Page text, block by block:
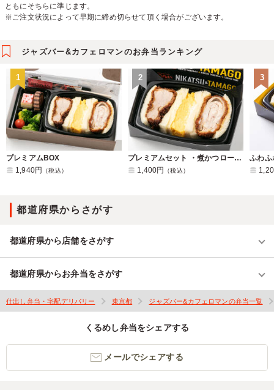
ともにそちらに準じます。
※ご注文状況によって早期に締め切らせて頂く場合がございます。
ジャズバー&カフェロマンのお弁当ランキング
1
プレミアムBOX
1,940円
（税込）
2
プレミアムセット ・煮かつロース＆ヒレ＆玉子サンド(3ピース)
1,400円
（税込）
3
ふわふ
都道府県からさがす
都道府県から店舗をさがす
都道府県からお弁当をさがす
仕出し弁当・宅配デリバリー 東京都 ジャズバー&カフェロマンの弁当一覧
くるめし弁当をシェアする
メールでシェアする